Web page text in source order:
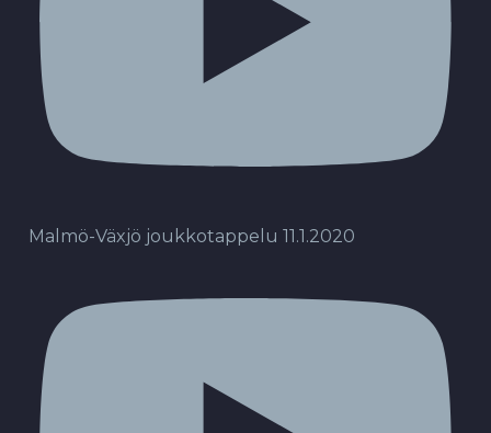
Malmö-Växjö joukkotappelu 11.1.2020